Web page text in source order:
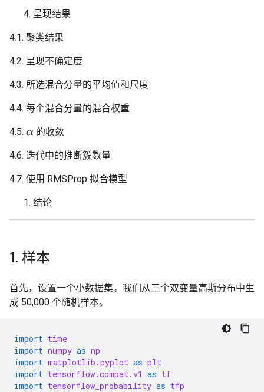
呈现结果
4.1. 聚类结果
4.2. 呈现不确定度
4.3. 所选混合分量的平均值和尺度
4.4. 每个混合分量的混合权重
4.5. α的收敛
4.6. 迭代中的推断簇数量
4.7. 使用 RMSProp 拟合模型
结论
1. 样本
首先，设置一个小数据集。我们从三个双变量高斯分布中生
成 50,000 个随机样本。
import time
import numpy as np
import matplotlib.pyplot as plt
import tensorflow.compat.v1 as tf
import tensorflow_probability as tfp